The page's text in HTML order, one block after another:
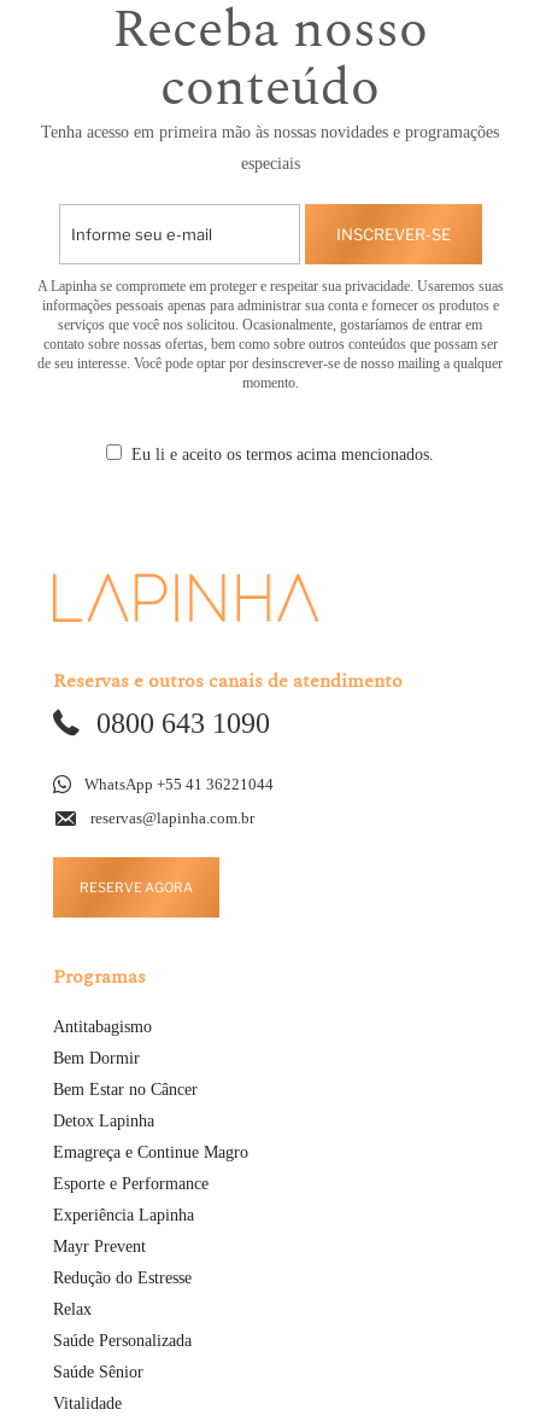
Receba nosso
conteúdo
Tenha acesso em primeira mão às nossas novidades e programações
especiais
INSCREVER-SE
A Lapinha se compromete em proteger e respeitar sua privacidade. Usaremos suas
informações pessoais apenas para administrar sua conta e fornecer os produtos e
serviços que você nos solicitou. Ocasionalmente, gostaríamos de entrar em
contato sobre nossas ofertas, bem como sobre outros conteúdos que possam ser
de seu interesse. Você pode optar por desinscrever-se de nosso mailing a qualquer
momento.
Eu li e aceito os termos acima mencionados.
Reservas e outros canais de atendimento
0800 643 1090
WhatsApp +55 41 36221044
reservas@lapinha.com.br
RESERVE AGORA
Programas
Antitabagismo
Bem Dormir
Bem Estar no Câncer
Detox Lapinha
Emagreça e Continue Magro
Esporte e Performance
Experiência Lapinha
Mayr Prevent
Redução do Estresse
Relax
Saúde Personalizada
Saúde Sênior
Vitalidade